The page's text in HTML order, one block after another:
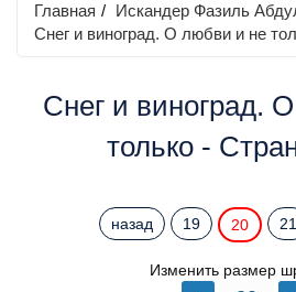
Главная / Искандер Фазиль
Снег и виноград. О любви и не
Снег и виноград.
только -
назад 19 20 21
Изменить размер